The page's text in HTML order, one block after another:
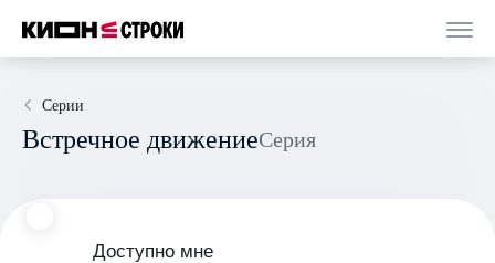
Серии
Встречное движение Серия
Доступно мне